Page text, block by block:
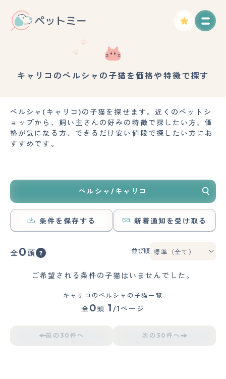
キャリコのペルシャの子猫を価格や特徴で探す
ペルシャ(キャリコ)の子猫を探せます。近くのペットシ
ョップから、飼い主さんの好みの特徴で探したい方、価
格が気になる方、できるだけ安い値段で探したい方にお
すすめです。
ペルシャ/キャリコ
条件を保存する 新着通知を受け取る
全0 頭 並び順
ご希望される条件の子猫はいませんでした。
キャリコのペルシャの子猫一覧
全0頭 1 /1ページ
前の30件へ 次の30件へ